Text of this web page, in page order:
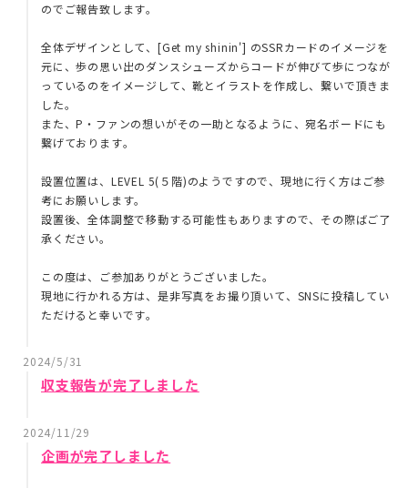
のでご報告致します。
全体デザインとして、[Get my shinin'] のSSRカードのイメージを
元に、歩の思い出のダンスシューズからコードが伸びて歩につなが
っているのをイメージして、靴とイラストを作成し、繋いで頂きま
した。
また、P・ファンの想いがその一助となるように、宛名ボードにも
繋げております。
設置位置は、LEVEL 5(５階)のようですので、現地に行く方はご参
考にお願いします。
設置後、全体調整で移動する可能性もありますので、その際ばご了
承ください。
この度は、ご参加ありがとうございました。
現地に行かれる方は、是非写真をお撮り頂いて、SNSに投稿してい
ただけると幸いです。
2024/5/31
収支報告が完了しました
2024/11/29
企画が完了しました